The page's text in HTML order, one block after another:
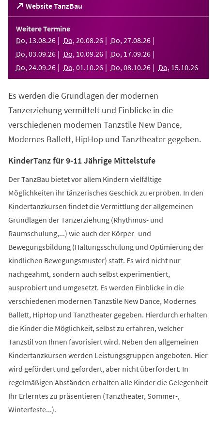
Website TanzBau
(Öffnet
in
einem
neuen
Tab)
Weitere Termine
Do, 13.08.26 Do, 20.08.26 Do, 27.08.26
Do, 03.09.26 Do, 10.09.26 Do, 17.09.26
Do, 24.09.26 Do, 01 .10.26 Do, 08.10.26 Do, 15.10.26
Es werden die Grundlagen der modernen
Tanzerziehung vermittelt und Einblicke in die
verschiedenen modernen Tanzstile New Dance,
Modernes Ballett, HipHop und Tanztheater gegeben.
KinderTanz für 9-11 Jährige Mittelstufe
Der TanzBau bietet vor allem Kindern vielfältige
Möglichkeiten ihr tänzerisches Geschick zu erproben. In den
Kindertanzkursen findet die Vermittlung der allgemeinen
Grundlagen der Tanzerziehung (Rhythmus- und
Raumschulung,...) wie auch der Körper- und
Bewegungsbildung (Haltungsschulung und Optimierung der
kindlichen Bewegungsmuster) statt. Es wird nicht nur
nachgeahmt, sondern auch selbst experimentiert,
ausprobiert und umgesetzt. Es werden Einblicke in die
verschiedenen modernen Tanzstile New Dance, Modernes
Ballett, HipHop und Tanztheater gegeben. Hierdurch erhalten
die Kinder die Möglichkeit, selbst zu erfahren, welcher
Tanzstil von Ihnen favorisiert wird. Neben den allgemeinen
Kindertanzkursen werden Leistungsgruppen angeboten. Hier
wird gefördert und gefordert, aber nicht überfordert. In
regelmäßigen Abständen erhalten alle Kinder die Gelegenheit
Ihr Erlerntes zu präsentieren (Tanztheater, Sommer-,
Winterfeste...).